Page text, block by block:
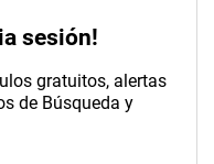
sesión!
gratuitos, alertas
de Búsqueda y